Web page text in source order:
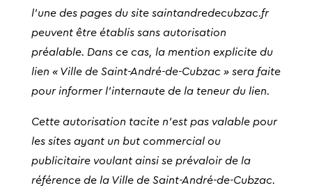
l’une des pages du site saintandredecubzac.fr
peuvent être établis sans autorisation
préalable. Dans ce cas, la mention explicite du
lien « Ville de Saint-André-de-Cubzac » sera faite
pour informer l’internaute de la teneur du lien.
Cette autorisation tacite n’est pas valable pour
les sites ayant un but commercial ou
publicitaire voulant ainsi se prévaloir de la
référence de la Ville de Saint-André-de-Cubzac.